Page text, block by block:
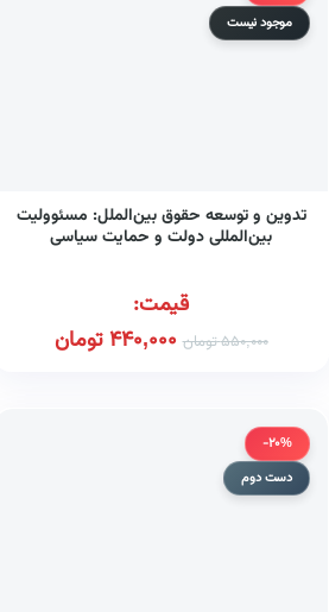
موجود نیست
تدوین و توسعه حقوق بین‌الملل: مسئوولیت
بین‌المللی دولت و حمایت سیاسی
قیمت:
550,000تومان 440,000تومان
-20%
دست دوم